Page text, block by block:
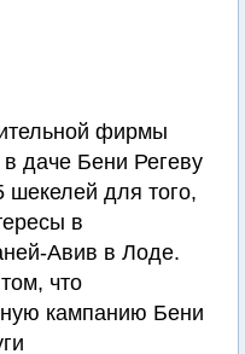
фирмы
даче Бени Регеву
шекелей для того,
в
Авив в Лоде.
что
кампанию Бени